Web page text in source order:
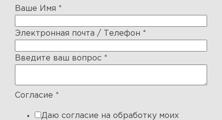
Ваше Имя *
Электронная почта / Телефон *
Введите ваш вопрос *
Согласие *
Даю согласие на обработку моих